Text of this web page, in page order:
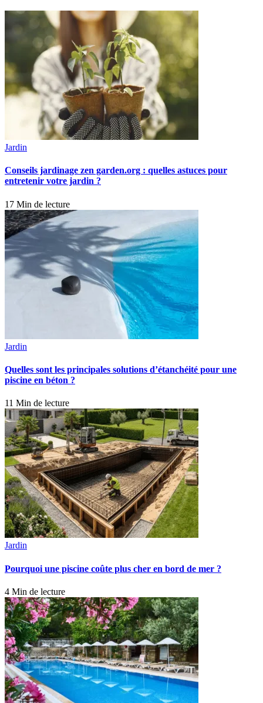
Jardin
Conseils jardinage zen garden.org : quelles astuces pour
entretenir votre jardin ?
17 Min de lecture
Jardin
Quelles sont les principales solutions d’étanchéité pour une
piscine en béton ?
11 Min de lecture
Jardin
Pourquoi une piscine coûte plus cher en bord de mer ?
4 Min de lecture